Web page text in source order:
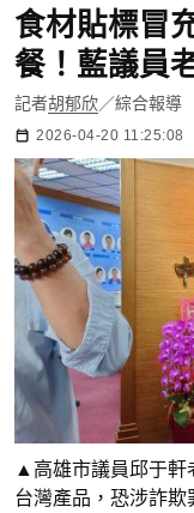
食材貼標冒
餐！藍議員
記者胡郁欣／綜合報導
2026-04-20 11:25:08
▲高雄市議員邱于軒
台灣產品，恐涉詐欺